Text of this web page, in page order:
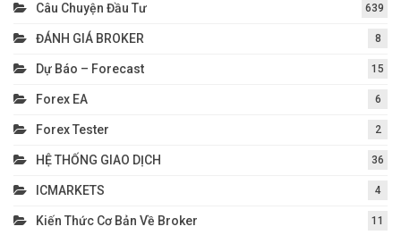
Câu Chuyện Đầu Tư 639
ĐÁNH GIÁ BROKER 8
Dự Báo – Forecast 15
Forex EA 6
Forex Tester 2
HỆ THỐNG GIAO DỊCH 36
ICMARKETS 4
Kiến Thức Cơ Bản Về Broker 11